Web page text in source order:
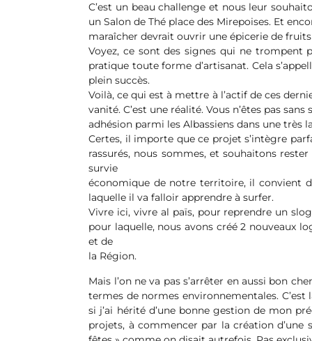
C’est un beau challenge et nous leur
un Salon de Thé place des Mirepoises. Et
maraîcher devrait ouvrir une épicerie de
Voyez, ce sont des signes qui ne trompent
pratique toute forme d’artisanat. Cela
plein succès.
Voilà, ce qui est à mettre à l’actif de ces
vanité. C’est une réalité. Vous n’êtes pas
adhésion parmi les Albassiens dans une très
Certes, il importe que ce projet s’intègre
rassurés, nous sommes, et souhaitons
survie
économique de notre territoire, il convient
laquelle il va falloir apprendre à surfer.
Vivre ici, vivre al païs, pour reprendre un
pour laquelle, nous avons créé 2 nouveaux
et de
la Région.
Mais l’on ne va pas s’arrêter en aussi bon
termes de normes environnementales.
si j’ai hérité d’une bonne gestion de mon
projets, à commencer par la création d’une